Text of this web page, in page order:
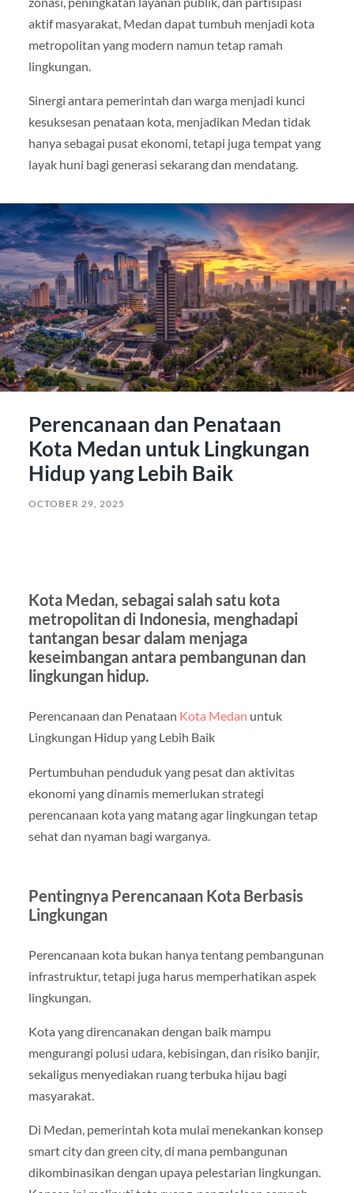
aktif masyarakat, Medan dapat tumbuh menjadi kota
metropolitan yang modern namun tetap ramah
lingkungan.
Sinergi antara pemerintah dan warga menjadi kunci
kesuksesan penataan kota, menjadikan Medan tidak
hanya sebagai pusat ekonomi, tetapi juga tempat yang
layak huni bagi generasi sekarang dan mendatang.
Perencanaan dan Penataan
Kota Medan untuk Lingkungan
Hidup yang Lebih Baik
OCTOBER 29, 2025
Kota Medan, sebagai salah satu kota
metropolitan di Indonesia, menghadapi
tantangan besar dalam menjaga
keseimbangan antara pembangunan dan
lingkungan hidup.
Perencanaan dan Penataan Kota Medan untuk
Lingkungan Hidup yang Lebih Baik
Pertumbuhan penduduk yang pesat dan aktivitas
ekonomi yang dinamis memerlukan strategi
perencanaan kota yang matang agar lingkungan tetap
sehat dan nyaman bagi warganya.
Pentingnya Perencanaan Kota Berbasis
Lingkungan
Perencanaan kota bukan hanya tentang pembangunan
infrastruktur, tetapi juga harus memperhatikan aspek
lingkungan.
Kota yang direncanakan dengan baik mampu
mengurangi polusi udara, kebisingan, dan risiko banjir,
sekaligus menyediakan ruang terbuka hijau bagi
masyarakat.
Di Medan, pemerintah kota mulai menekankan konsep
smart city dan green city, di mana pembangunan
dikombinasikan dengan upaya pelestarian lingkungan.